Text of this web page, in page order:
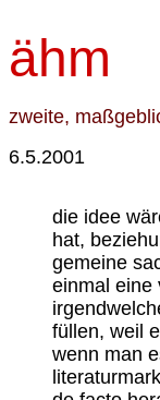
ähm
zweite,
6.5.2001
die idee wäre ein buchprojekt, was absolut keine idee hat, sondern die einzige idee des buchprojekts besteht darin, daß man ein buch in drei tagen zu füllen hat, beziehungsweise in drei tagen fertig sein muß, aber dafür auch die drei tage mehr oder weniger durchschreibt, und natürlich ist das ganze insofern eine gemeine sache, als man dabei, weil die ganze ausgangsposition ja von der anderen seite quasi herkommt, also nicht von der seite, daß man irgendwann einmal eine vernünftige sache gefüllt haben muß, sondern umgekehrt, daß man einfach irgend etwas füllt und das ganze dann herausbringt ohne irgendwelche filter, wobei man da natürlich dann schon wieder überlegen muß, die frage ist, ob man das also schafft, das ganze mit reflexivem